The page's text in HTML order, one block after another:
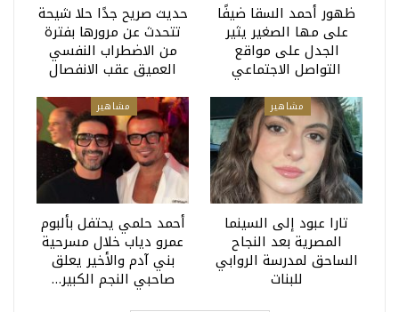
ظهور أحمد السقا ضيفًا
على مها الصغير يثير
الجدل على مواقع
التواصل الاجتماعي
حديث صريح جدًا حلا شيحة
تتحدث عن مرورها بفترة
من الاضطراب النفسي
العميق عقب الانفصال
مشاهير
تارا عبود إلى السينما
المصرية بعد النجاح
الساحق لمدرسة الروابي
للبنات
مشاهير
أحمد حلمي يحتفل بألبوم
عمرو دياب خلال مسرحية
بني آدم والأخير يعلق
صاحبي النجم الكبير…